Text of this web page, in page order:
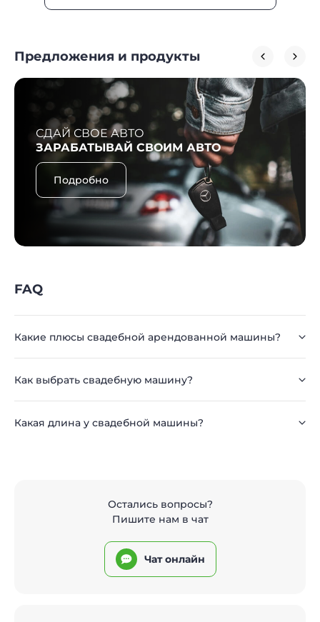
Предложения и продукты
СДАЙ СВОЕ АВТО
ЗАРАБАТЫВАЙ СВОИМ АВТО
Подробно
FAQ
Какие плюсы свадебной арендованной машины?
Как выбрать свадебную машину?
Какая длина у свадебной машины?
Остались вопросы?
Пишите нам в чат
Чат онлайн